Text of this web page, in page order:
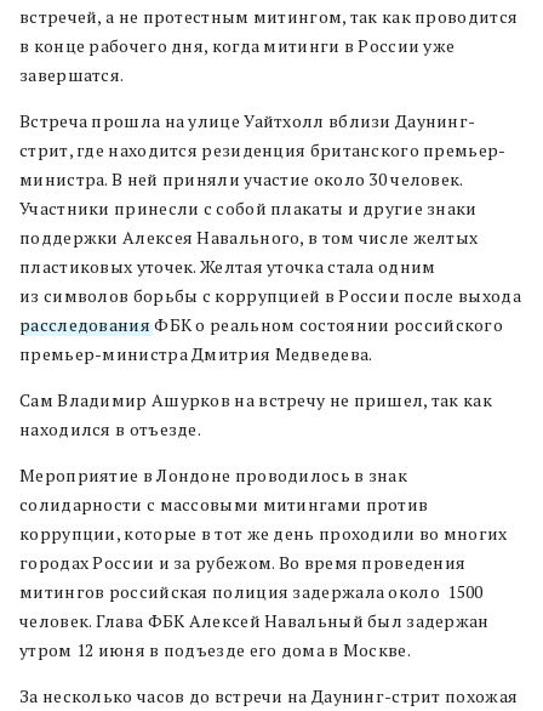
встречей, а не протестным митингом, так как проводится
в конце рабочего дня, когда митинги в России уже
завершатся.
Встреча прошла на улице Уайтхолл вблизи Даунинг-
стрит, где находится резиденция британского премьер-
министра. В ней приняли участие около 30 человек.
Участники принесли с собой плакаты и другие знаки
поддержки Алексея Навального, в том числе желтых
пластиковых уточек. Желтая уточка стала одним
из символов борьбы с коррупцией в России после выхода
расследованияФБК о реальном состоянии российского
премьер-министра Дмитрия Медведева.
Сам Владимир Ашурков на встречу не пришел, так как
находился в отъезде.
Мероприятие в Лондоне проводилось в знак
солидарности с массовыми митингами против
коррупции, которые в тот же день проходили во многих
городах России и за рубежом. Во время проведения
митингов российская полиция задержала около 1500
человек. Глава ФБК Алексей Навальный был задержан
утром 12 июня в подъезде его дома в Москве.
За несколько часов до встречи на Даунинг-стрит похожая